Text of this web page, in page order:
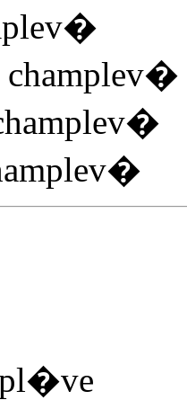
�
champlev�
�
�
�ve